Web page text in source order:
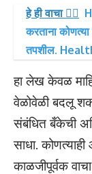
हे ही वाचा 👉🏻
करताना कोणत्या
तपशील.
हा लेख केवळ
वेळोवेळी बदलू
संबंधित बँकेची
साधा. कोणत्याही
काळजीपूर्वक